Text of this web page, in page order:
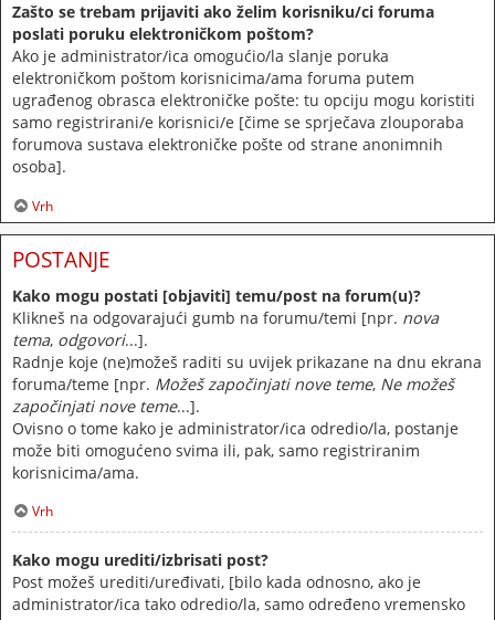
Zašto se trebam prijaviti ako želim korisniku/ci foruma
poslati poruku elektroničkom poštom?
Ako je administrator/ica omogućio/la slanje poruka
elektroničkom poštom korisnicima/ama foruma putem
ugrađenog obrasca elektroničke pošte: tu opciju mogu koristiti
samo registrirani/e korisnici/e [čime se sprječava zlouporaba
forumova sustava elektroničke pošte od strane anonimnih
osoba].
Vrh
POSTANJE
Kako mogu postati [objaviti] temu/post na forum(u)?
Klikneš na odgovarajući gumb na forumu/temi [npr. nova
tema, odgovori...].
Radnje koje (ne)možeš raditi su uvijek prikazane na dnu ekrana
foruma/teme [npr. Možeš započinjati nove teme, Ne možeš
započinjati nove teme...].
Ovisno o tome kako je administrator/ica odredio/la, postanje
može biti omogućeno svima ili, pak, samo registriranim
korisnicima/ama.
Vrh
Kako mogu urediti/izbrisati post?
Post možeš urediti/uređivati, [bilo kada odnosno, ako je
administrator/ica tako odredio/la, samo određeno vremensko